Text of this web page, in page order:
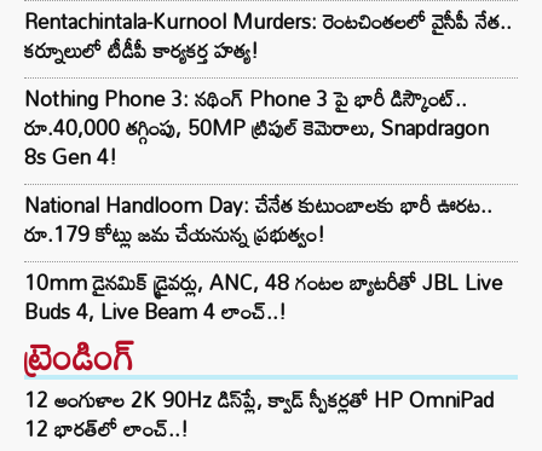
Rentachintala-Kurnool Murders: రెంటచింతలలో వైసీపీ నేత..
కర్నూలులో టీడీపీ కార్యకర్త హత్య!
Nothing Phone 3: నథింగ్ Phone 3 పై భారీ డిస్కౌంట్..
రూ.40,000 తగ్గింపు, 50MP ట్రిపుల్ కెమెరాలు, Snapdragon
8s Gen 4!
National Handloom Day: చేనేత కుటుంబాలకు భారీ ఊరట..
రూ.179 కోట్లు జమ చేయనున్న ప్రభుత్వం!
10mm డైనమిక్ డ్రైవర్లు, ANC, 48 గంటల బ్యాటరీతో JBL Live
Buds 4, Live Beam 4 లాంచ్..!
ట్రెండింగ్‌
12 అంగుళాల 2K 90Hz డిస్‌ప్లే, క్వాడ్ స్పీకర్లతో HP OmniPad
12 భారత్‌లో లాంచ్..!